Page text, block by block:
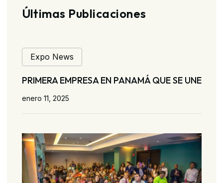
Últimas Publicaciones
Expo News
PRIMERA EMPRESA EN PANAMÁ QUE SE UNE
enero 11, 2025